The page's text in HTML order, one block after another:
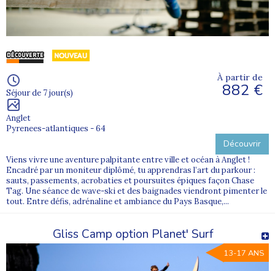
Séjour de 7 jour(s)
Anglet
Pyrenees-atlantiques - 64
À partir de
882 €
Découvrir
Viens vivre une aventure palpitante entre ville et océan à Anglet !
Encadré par un moniteur diplômé, tu apprendras l’art du parkour :
sauts, passements, acrobaties et poursuites épiques façon Chase
Tag. Une séance de wave-ski et des baignades viendront pimenter le
tout. Entre défis, adrénaline et ambiance du Pays Basque,...
Gliss Camp option Planet' Surf
13-17 ANS